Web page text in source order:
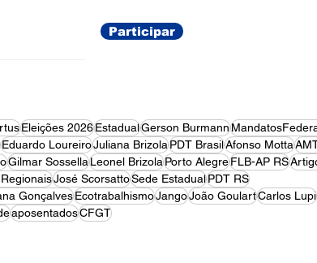
Participar
Eleições 2026EstadualGerson Burmann
Eduardo LoureiroJuliana BrizolaPDT BrasilAfonso Motta
Gilmar SossellaLeonel BrizolaPorto AlegreFLB-AP RS
José ScorsattoSede EstadualPDT RS
GonçalvesEcotrabalhismoJangoJoão GoulartCarlos Lupi
aposentadosCFGT